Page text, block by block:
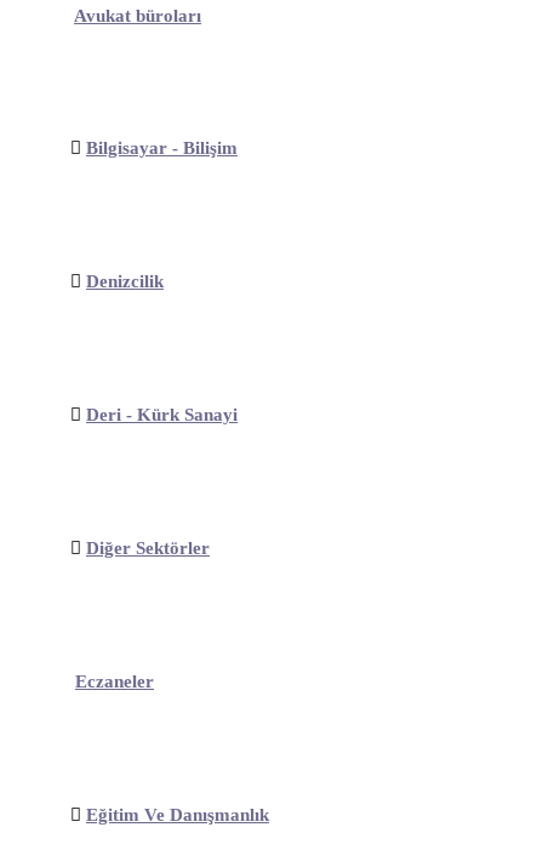
Avukat büroları
Bilgisayar - Bilişim
Denizcilik
Deri - Kürk Sanayi
Diğer Sektörler
Eczaneler
Eğitim Ve Danışmanlık